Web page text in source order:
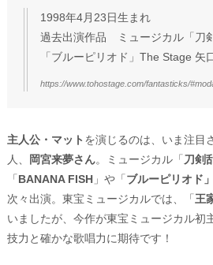
1998年4月23日生まれ
過去出演作品 ミュージカル「刀
「ブルーピリオド」The Stage 矢
https://www.tohostage.com/fantasticks/
主人公・マット を演じるのは、いま注目
人、
岡宮来夢さん。ミュージカル「 刀剣
「 BANANA FISH」や「 ブルーピリオド
次々出演。東宝ミュージカルでは、「 王
いましたが、今作が東宝ミュージカル初
技力と確かな歌唱力に期待です！